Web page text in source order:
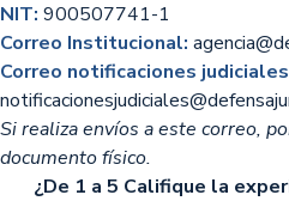
NIT: 900507741-1
Correo Institucional:
Correo notificaciones
Si realiza envíos a este correo,
documento físico.
¿De 1 a 5 Califique la